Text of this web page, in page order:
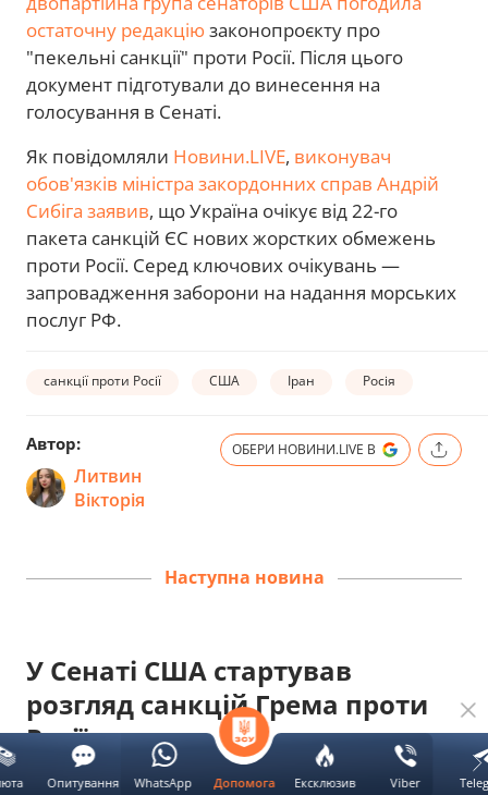
остаточну редакціюзаконопроєкту про
"пекельні санкції" проти Росії. Після цього
документ підготували до винесення на
голосування в Сенаті.
Як повідомляли Новини.LIVE, виконувач
обов'язків міністра закордонних справ Андрій
Сибіга заявив, що Україна очікує від 22-го
пакета санкцій ЄС нових жорстких обмежень
проти Росії. Серед ключових очікувань —
запровадження заборони на надання морських
послуг РФ.
санкції проти Росії США Іран Росія
Автор:
Литвин
Вікторія
ОБЕРИ НОВИНИ.LIVE В
Наступна новина
У Сенаті США стартував
розгляд санкцій Грема проти
Росії
UA RU ОБЕРИ НОВИНИ.LIVE В
Допомога Ексклюзив Viber
Опитування WhatsApp